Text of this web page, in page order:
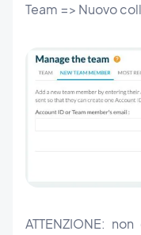
Team => Nuovo
ATTENZIONE: